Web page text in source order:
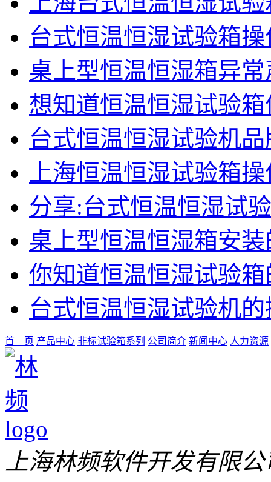
台式恒温恒湿试验箱
桌上型恒温恒湿箱异
想知道恒温恒湿试验
台式恒温恒湿试验机
上海恒温恒湿试验箱
分享:台式恒温恒湿试
桌上型恒温恒湿箱安
你知道恒温恒湿试验
台式恒温恒湿试验机
首 页 产品中心 非标试验箱系列 公司简介 新闻中心 人力资源
上海林频软件开发有限公